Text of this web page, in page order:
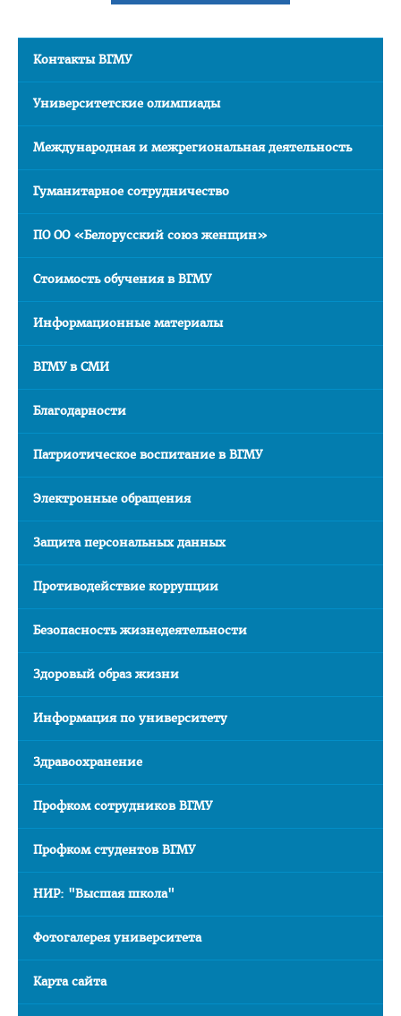
Стоимость обучения
Бюджетные места
Документы
Адрес
Сроки вступительной кампании 2026
План приема в ВГМУ 2026
Количество поданных заявлений и конкурс 2026
Порядок приема в ВГМУ 2026
Нормативная документация
План приема на целевые места
Пункты оформления и выдачи договоров о целевой
Заказчик: Министерство здравоохранения
Заказчик: Государственный комитет судебных экспертиз
Заказчик: организации системы труда и соцзащиты
Заказчик: БелЛекоЦентр
Памятка абитуриенту 2026
Вступительный экзамен
"Горячая линия" по целевой подготовке
Приемная комиссия
Вступительная кампания
Университетские олимпиады
Положение об олимпиадах
Контакты ВГМУ
Университетские олимпиады
Международная и межрегиональная деятельность
Гуманитарное сотрудничество
ПО ОО «Белорусский союз женщин»
Стоимость обучения в ВГМУ
Информационные материалы
ВГМУ в СМИ
Благодарности
Патриотическое воспитание в ВГМУ
Электронные обращения
Защита персональных данных
Противодействие коррупции
Безопасность жизнедеятельности
Здоровый образ жизни
Информация по университету
Здравоохранение
Профком сотрудников ВГМУ
Профком студентов ВГМУ
НИР: "Высшая школа"
Фотогалерея университета
Карта сайта